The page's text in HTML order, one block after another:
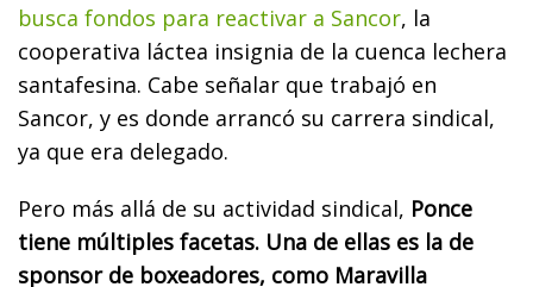
busca fondos para reactivar a Sancor, la
cooperativa láctea insignia de la cuenca lechera
santafesina. Cabe señalar que trabajó en
Sancor, y es donde arrancó su carrera sindical,
ya que era delegado.
Pero más allá de su actividad sindical, Ponce
tiene múltiples facetas. Una de ellas es la de
sponsor de boxeadores, como Maravilla